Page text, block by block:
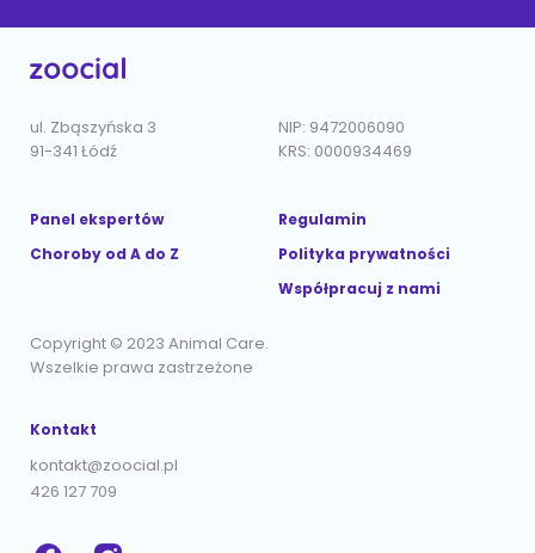
ul. Zbąszyńska 3
91-341 Łódź
NIP: 9472006090
KRS: 0000934469
Panel ekspertów
Choroby od A do Z
Regulamin
Polityka prywatności
Współpracuj z nami
Copyright © 2023 Animal Care.
Wszelkie prawa zastrzeżone
Kontakt
kontakt@zoocial.pl
426 127 709